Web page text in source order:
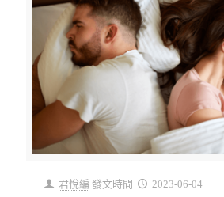
君悅編 發文時間 2023-06-04